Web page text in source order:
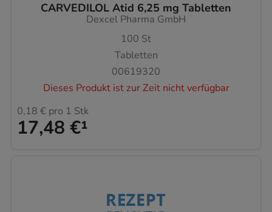
CARVEDILOL Atid 6,25 mg Tabletten
Dexcel Pharma GmbH
100 St
Tabletten
00619320
Dieses Produkt ist zur Zeit nicht verfügbar
17,48 €¹
0,18 € pro 1 Stk